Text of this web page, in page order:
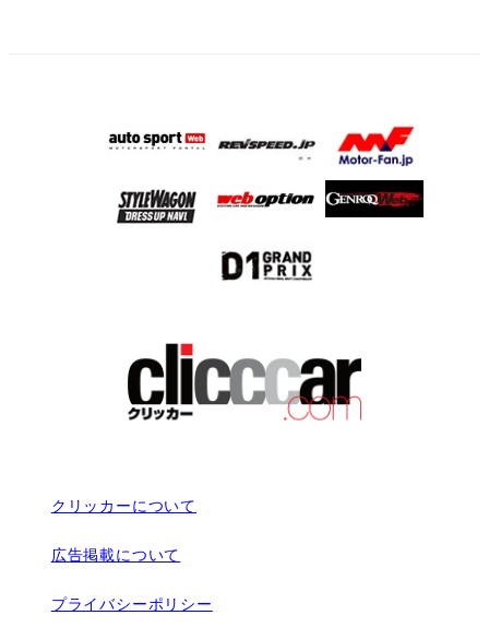
クリッカーについて
広告掲載について
プライバシーポリシー